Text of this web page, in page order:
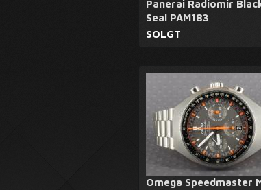
Panerai Radiomir
Seal PAM183
SOLGT
Omega Speedmaster